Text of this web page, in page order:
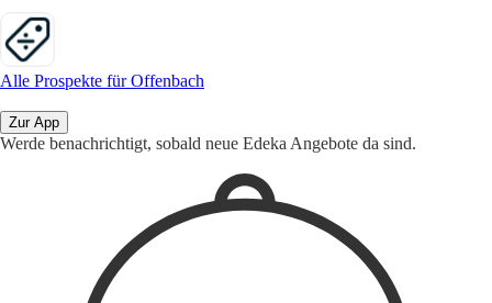
Alle Prospekte für Offenbach
Zur App
Werde benachrichtigt, sobald neue Edeka Angebote da sind.